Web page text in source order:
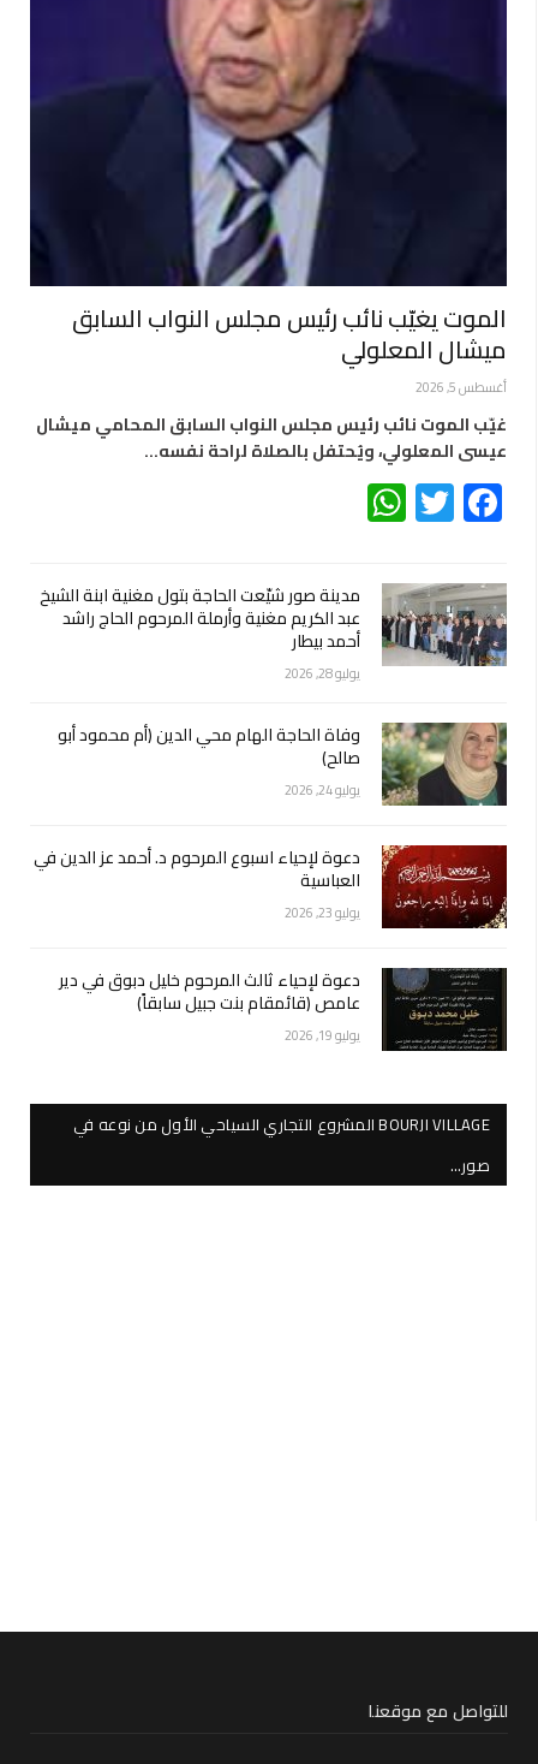
الموت يغيّب نائب رئيس مجلس النواب السابق
ميشال المعلولي
أغسطس 5, 2026
غيّب الموت نائب رئيس مجلس النواب السابق المحامي ميشال
عيسى المعلولي، ويُحتفل بالصلاة لراحة نفسه…
Facebook
Twitter
مدينة صور شيّعت الحاجة بتول مغنية ابنة الشيخ
عبد الكريم مغنية وأرملة المرحوم الحاج راشد
أحمد بيطار
يوليو 28, 2026
وفاة الحاجة الهام محي الدين (أم محمود أبو
صالح)
يوليو 24, 2026
دعوة لإحياء اسبوع المرحوم د. أحمد عز الدين في
العباسية
يوليو 23, 2026
دعوة لإحياء ثالث المرحوم خليل دبوق في دير
عامص (قائمقام بنت جبيل سابقاً)
يوليو 19, 2026
BOURJI VILLAGE المشروع التجاري السياحي الأول من نوعه في
صور…
للتواصل مع موقعنا